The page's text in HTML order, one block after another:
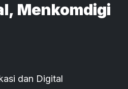
Menkomdigi
dan Digital